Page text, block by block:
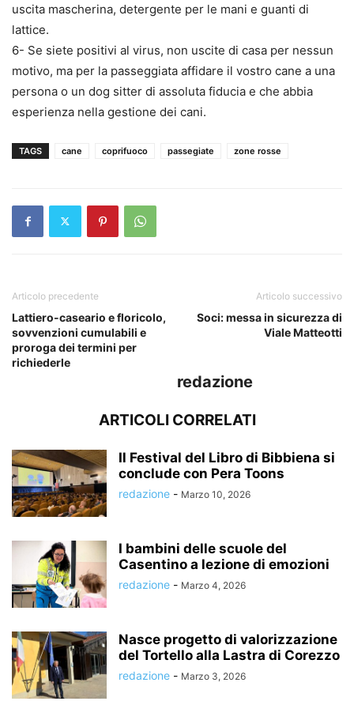
uscita mascherina, detergente per le mani e guanti di
lattice.
6- Se siete positivi al virus, non uscite di casa per nessun
motivo, ma per la passeggiata affidare il vostro cane a una
persona o un dog sitter di assoluta fiducia e che abbia
esperienza nella gestione dei cani.
TAGS cane coprifuoco passegiate zone rosse
Articolo precedente
Lattiero-caseario e floricolo,
sovvenzioni cumulabili e
proroga dei termini per
richiederle
Articolo successivo
Soci: messa in sicurezza di
Viale Matteotti
redazione
ARTICOLI CORRELATI
Il Festival del Libro di Bibbiena si
conclude con Pera Toons
redazione - Marzo 10, 2026
I bambini delle scuole del
Casentino a lezione di emozioni
redazione - Marzo 4, 2026
Nasce progetto di valorizzazione
del Tortello alla Lastra di Corezzo
redazione - Marzo 3, 2026